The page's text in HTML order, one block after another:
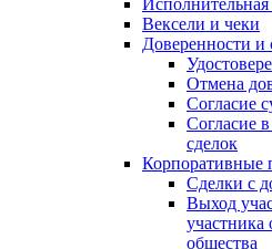
Вексели и чеки
Доверенности и
Отмена
Согласие
Согласие
сделок
Корпоративные
Сделки с
Выход
участника
общества